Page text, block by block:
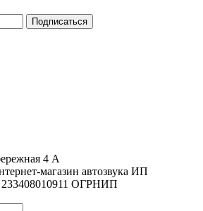
4 А
магазин автозвука ИП
ОГРНИП